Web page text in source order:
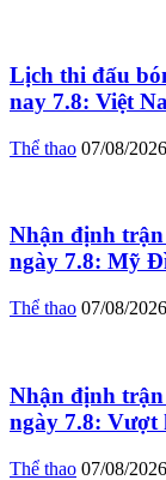
Lịch thi đấu
nay 7.8: Việt
Thể thao 07/08/2026
Nhận định trận
ngày 7.8: Mỹ
Thể thao 07/08/2026
Nhận định trận
ngày 7.8: Vượt
Thể thao 07/08/2026